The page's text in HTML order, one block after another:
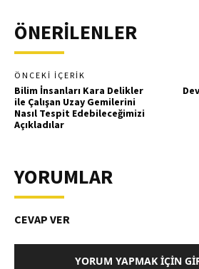
ÖNERİLENLER
ÖNCEKI İÇERIK
Bilim İnsanları Kara Delikler
ile Çalışan Uzay Gemilerini
Nasıl Tespit Edebileceğimizi
Açıkladılar
YORUMLAR
CEVAP VER
YORUM YAPMAK İÇIN